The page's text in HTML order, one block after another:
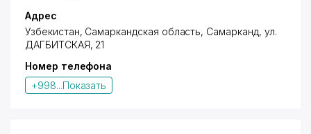
Адрес
Узбекистан, Самаркандская область, Самарканд, ул.
ДАГБИТСКАЯ, 21
Номер телефона
+998...Показать